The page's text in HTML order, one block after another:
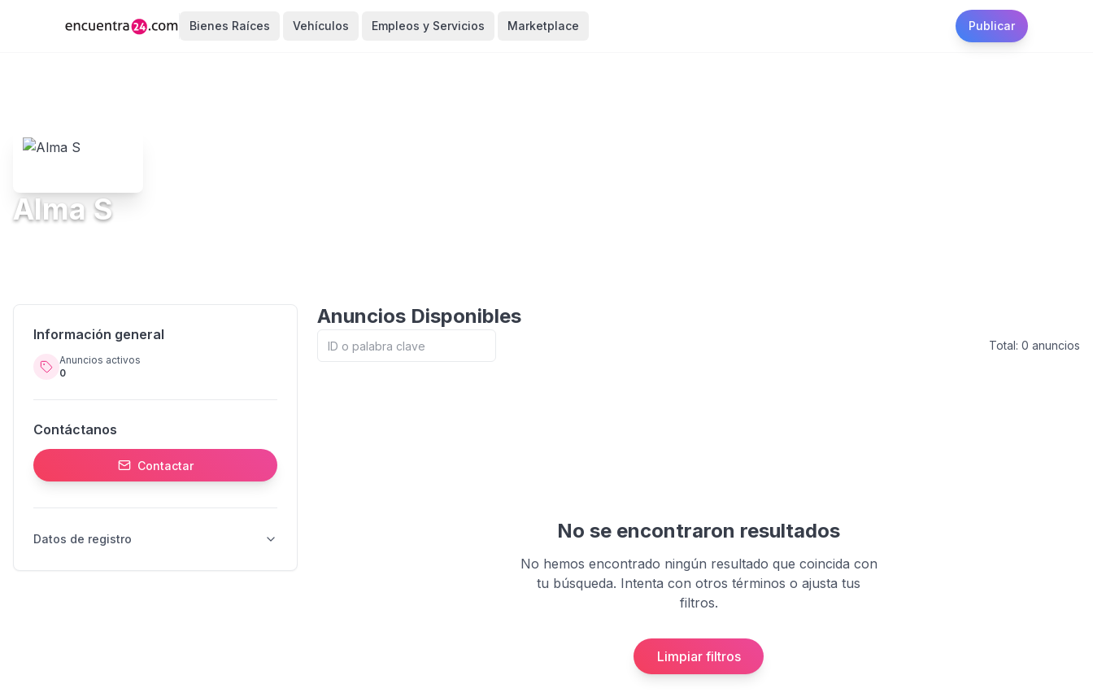
Bienes Raíces Vehículos Empleos y Servicios Marketplace Publicar
Alma S
Información general
Anuncios activos
0
Contáctanos
Contactar
Datos de registro
Anuncios Disponibles
Total: 0 anuncios
No se encontraron resultados
No hemos encontrado ningún resultado que coincida con
tu búsqueda. Intenta con otros términos o ajusta tus
filtros.
Limpiar filtros